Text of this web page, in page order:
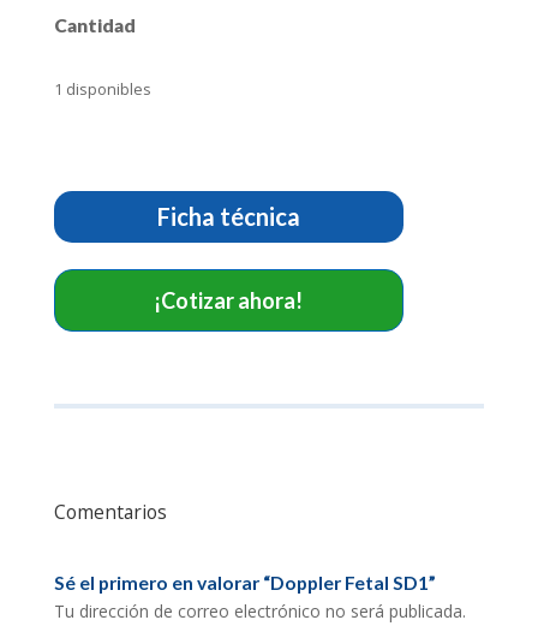
Cantidad
1 disponibles
SD1
cantidad
Ficha técnica
¡Cotizar ahora!
Comentarios
Sé el primero en valorar “Doppler Fetal SD1”
Tu dirección de correo electrónico no será publicada.